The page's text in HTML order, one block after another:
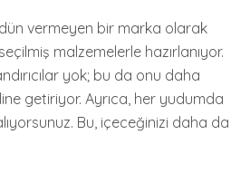
vermeyen bir marka olarak
malzemelerle hazırlanıyor.
yok; bu da onu daha
getiriyor. Ayrıca, her yudumda
Bu, içeceğinizi daha da